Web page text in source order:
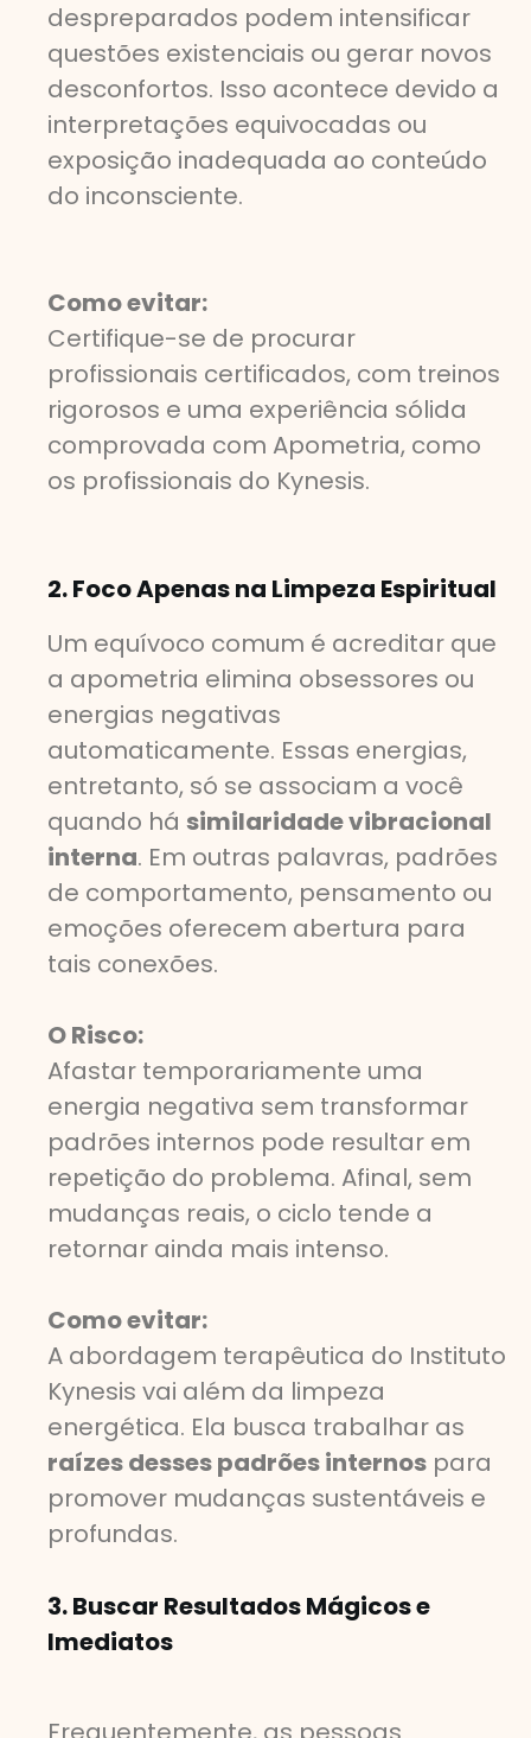
despreparados podem intensificar
questões existenciais ou gerar novos
desconfortos. Isso acontece devido a
interpretações equivocadas ou
exposição inadequada ao conteúdo
do inconsciente.
Como evitar:
Certifique-se de procurar
profissionais certificados, com treinos
rigorosos e uma experiência sólida
comprovada com Apometria, como
os profissionais do Kynesis.
2. Foco Apenas na Limpeza Espiritual
Um equívoco comum é acreditar que
a apometria elimina obsessores ou
energias negativas
automaticamente. Essas energias,
entretanto, só se associam a você
quando há similaridade vibracional
interna. Em outras palavras, padrões
de comportamento, pensamento ou
emoções oferecem abertura para
tais conexões.
O Risco:
Afastar temporariamente uma
energia negativa sem transformar
padrões internos pode resultar em
repetição do problema. Afinal, sem
mudanças reais, o ciclo tende a
retornar ainda mais intenso.
Como evitar:
A abordagem terapêutica do Instituto
Kynesis vai além da limpeza
energética. Ela busca trabalhar as
raízes desses padrões internos para
promover mudanças sustentáveis e
profundas.
3. Buscar Resultados Mágicos e
Imediatos